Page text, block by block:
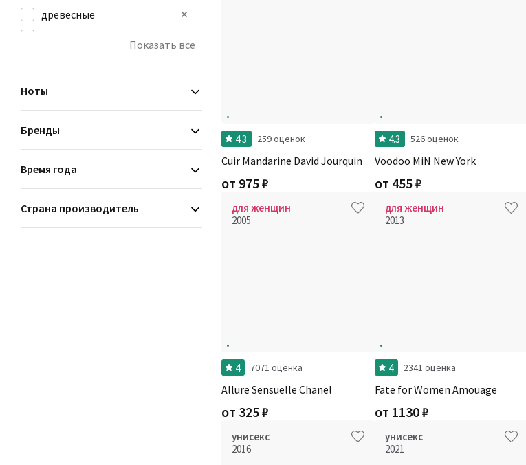
древесные
Показать все
Ноты
Бренды
Время года
Страна производитель
4.3 259 оценок
Cuir Mandarine David Jourquin
от 975₽
4.3 526 оценок
Voodoo MiN New York
от 455₽
для женщин
2005
4 7071 оценка
Allure Sensuelle Chanel
от 325₽
для женщин
2013
4 2341 оценка
Fate for Women Amouage
от 1130₽
унисекс
2016
унисекс
2021